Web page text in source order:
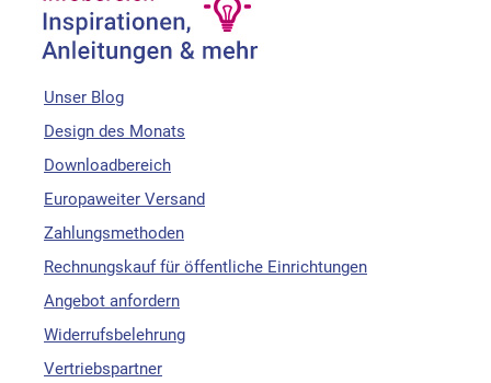
Unser Blog
Design des Monats
Downloadbereich
Europaweiter Versand
Zahlungsmethoden
Rechnungskauf für öffentliche Einrichtungen
Angebot anfordern
Widerrufsbelehrung
Vertriebspartner